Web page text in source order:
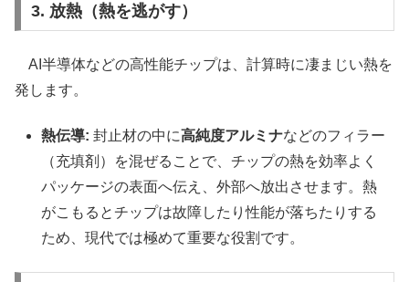
3. 放熱（熱を逃がす）
AI半導体などの高性能チップは、計算時に凄まじい熱を
発します。
熱伝導: 封止材の中に高純度アルミナなどのフィラー
（充填剤）を混ぜることで、チップの熱を効率よく
パッケージの表面へ伝え、外部へ放出させます。熱
がこもるとチップは故障したり性能が落ちたりする
ため、現代では極めて重要な役割です。